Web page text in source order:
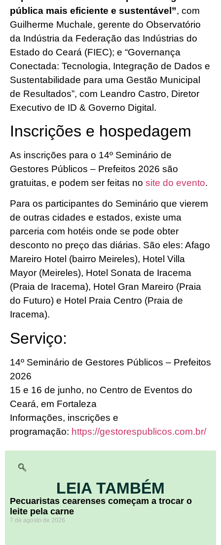
pública mais eficiente e sustentável”, com
Guilherme Muchale, gerente do Observatório
da Indústria da Federação das Indústrias do
Estado do Ceará (FIEC); e “Governança
Conectada: Tecnologia, Integração de Dados e
Sustentabilidade para uma Gestão Municipal
de Resultados”, com Leandro Castro, Diretor
Executivo de ID & Governo Digital.
Inscrições e hospedagem
As inscrições para o 14º Seminário de
Gestores Públicos – Prefeitos 2026 são
gratuitas, e podem ser feitas no site do evento.
Para os participantes do Seminário que vierem
de outras cidades e estados, existe uma
parceria com hotéis onde se pode obter
desconto no preço das diárias. São eles: Afago
Mareiro Hotel (bairro Meireles), Hotel Villa
Mayor (Meireles), Hotel Sonata de Iracema
(Praia de Iracema), Hotel Gran Mareiro (Praia
do Futuro) e Hotel Praia Centro (Praia de
Iracema).
Serviço:
14º Seminário de Gestores Públicos – Prefeitos
2026
15 e 16 de junho, no Centro de Eventos do
Ceará, em Fortaleza
Informações, inscrições e
programação: https://gestorespublicos.com.br/
LEIA TAMBÉM
Pecuaristas cearenses começam a trocar o
leite pela carne
7 de agosto de 2026